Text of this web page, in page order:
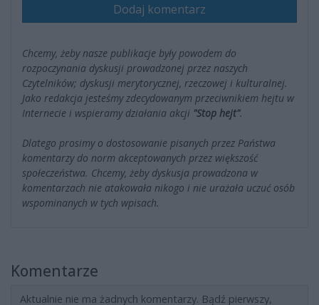
Dodaj komentarz
Chcemy, żeby nasze publikacje były powodem do
rozpoczynania dyskusji prowadzonej przez naszych
Czytelników; dyskusji merytorycznej, rzeczowej i kulturalnej.
Jako redakcja jesteśmy zdecydowanym przeciwnikiem hejtu w
Internecie i wspieramy działania akcji "Stop hejt".
Dlatego prosimy o dostosowanie pisanych przez Państwa
komentarzy do norm akceptowanych przez większość
społeczeństwa. Chcemy, żeby dyskusja prowadzona w
komentarzach nie atakowała nikogo i nie urażała uczuć osób
wspominanych w tych wpisach.
Komentarze
Aktualnie nie ma żadnych komentarzy. Bądź pierwszy,